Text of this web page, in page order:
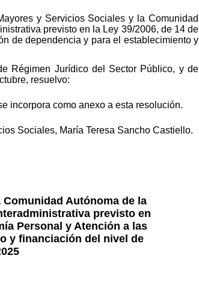
y Servicios Sociales y la Comunidad
previsto en la Ley 39/2006, de 14 de
de dependencia y para el establecimiento y
Régimen Jurídico del Sector Público, y de
resuelvo:
incorpora como anexo a esta resolución.
Sociales, María Teresa Sancho Castiello.
Autónoma de la
previsto en
Personal y Atención a las
y financiación del nivel de